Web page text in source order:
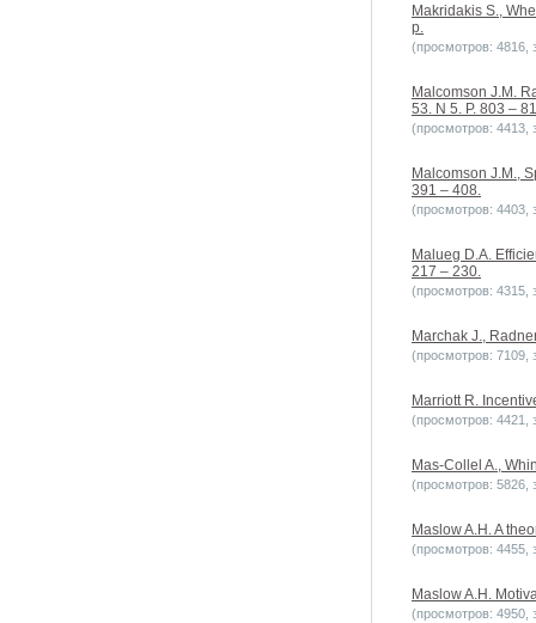
Makridakis S.,
p.
(просмотров: 4816,
Malcomson J.M.
53. N 5. P. 803 –
(просмотров: 4413,
Malcomson J.M.,
391 – 408.
(просмотров: 4403,
Malueg D.A.
217 – 230.
(просмотров: 4315,
Marchak J.,
(просмотров: 7109,
Marriott R.
(просмотров: 4421,
Mas-Collel A.,
(просмотров: 5826,
Maslow A.H. A
(просмотров: 4455,
Maslow A.H.
(просмотров: 4950,